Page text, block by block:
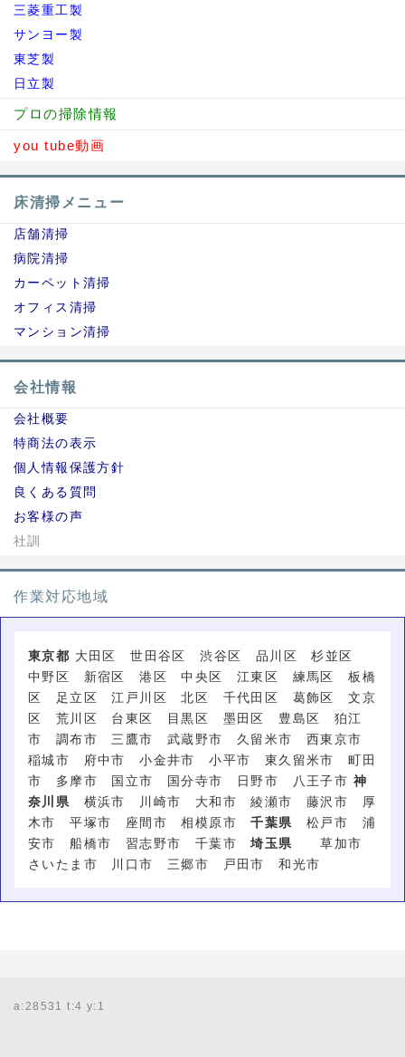
三菱重工製
サンヨー製
東芝製
日立製
プロの掃除情報
you tube動画
床清掃メニュー
店舗清掃
病院清掃
カーペット清掃
オフィス清掃
マンション清掃
会社情報
会社概要
特商法の表示
個人情報保護方針
良くある質問
お客様の声
社訓
作業対応地域
東京都 大田区 世田谷区 渋谷区 品川区 杉並区
中野区 新宿区 港区 中央区 江東区 練馬区 板橋
区 足立区 江戸川区 北区 千代田区 葛飾区 文京
区 荒川区 台東区 目黒区 墨田区 豊島区 狛江
市 調布市 三鷹市 武蔵野市 久留米市 西東京市
稲城市 府中市 小金井市 小平市 東久留米市 町田
市 多摩市 国立市 国分寺市 日野市 八王子市 神
奈川県 横浜市 川崎市 大和市 綾瀬市 藤沢市 厚
木市 平塚市 座間市 相模原市千葉県
松戸市 浦
安市 船橋市 習志野市 千葉市埼玉県
草加市
さいたま市 川口市 三郷市 戸田市 和光市
a:28531 t:4 y:1